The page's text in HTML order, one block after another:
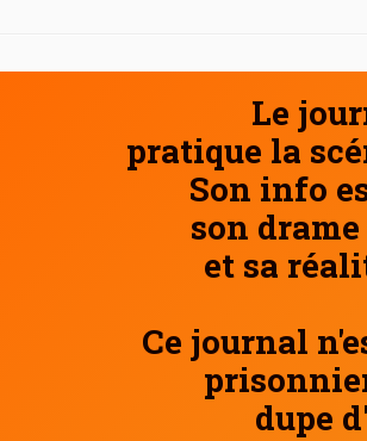
Le
pratique la
Son info
son
et sa
Ce journal
dupe